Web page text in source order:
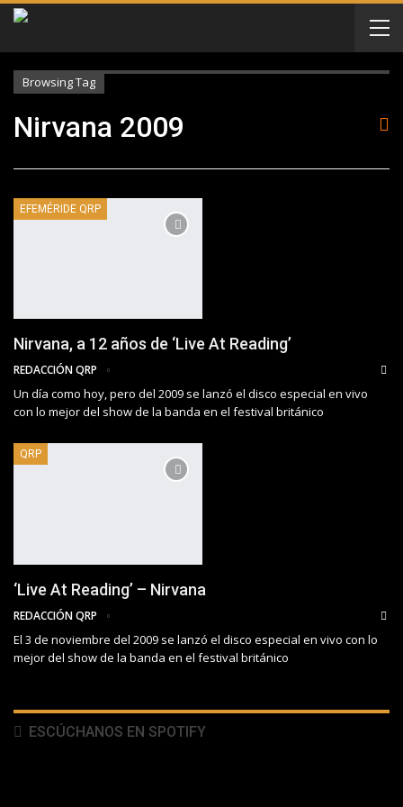
Browsing Tag
Nirvana 2009
EFEMÉRIDE QRP
Nirvana, a 12 años de ‘Live At Reading’
REDACCIÓN QRP
Un día como hoy, pero del 2009 se lanzó el disco especial en vivo
con lo mejor del show de la banda en el festival británico
QRP
‘Live At Reading’ – Nirvana
REDACCIÓN QRP
El 3 de noviembre del 2009 se lanzó el disco especial en vivo con lo
mejor del show de la banda en el festival británico
ESCÚCHANOS EN SPOTIFY